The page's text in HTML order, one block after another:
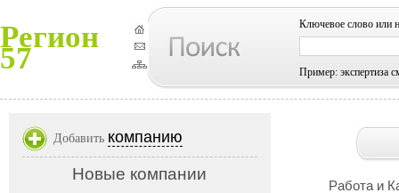
Регион
57
Ключевое слово или
Пример: экспертиза
Работа и
Добавить компанию
Новые компании